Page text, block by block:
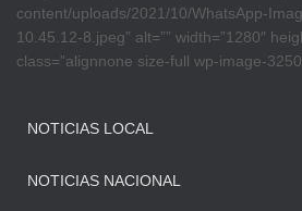
content/uploads/2021/10/WhatsApp-
10.45.12-8.jpeg” alt=”” width=”1280″
class=”alignnone size-full wp-image-
NOTICIAS LOCAL
NOTICIAS NACIONAL